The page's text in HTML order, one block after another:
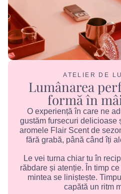
ATELIER DE
Lumânarea
formă în
O experiență în care ne
gustăm fursecuri delicioase
aromele Flair Scent de
fără grabă, până când îți
Le vei turna chiar tu în
răbdare și atenție. În timp
mintea se liniștește.
capătă un ritm